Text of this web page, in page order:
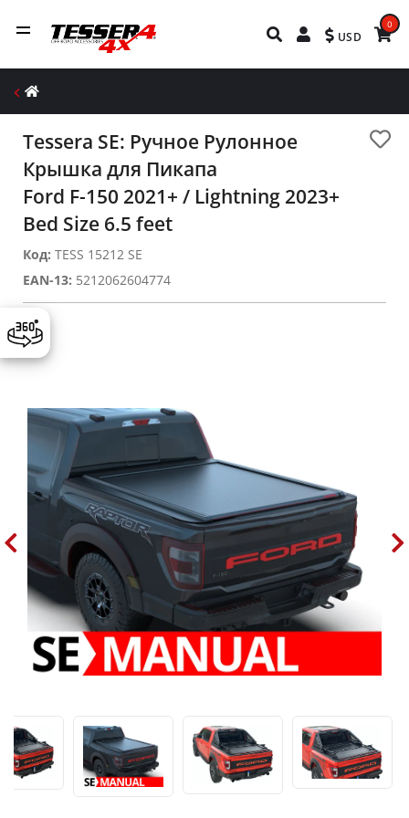
USD
0
Tessera SE: Ручное Рулонное
Крышка для Пикапа
Ford F-150 2021+ / Lightning 2023+
Bed Size 6.5 feet
Код: TESS 15212 SE
EAN-13: 5212062604774